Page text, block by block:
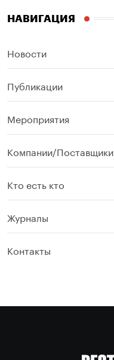
НАВИГАЦИЯ
Новости
Публикации
Мероприятия
Компании/Поставщики
Кто есть кто
Журналы
Контакты